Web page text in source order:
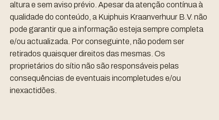
altura e sem aviso prévio. Apesar da atenção contínua à
qualidade do conteúdo, a Kuiphuis Kraanverhuur B.V. não
pode garantir que a informação esteja sempre completa
e/ou actualizada. Por conseguinte, não podem ser
retirados quaisquer direitos das mesmas. Os
proprietários do sítio não são responsáveis pelas
consequências de eventuais incompletudes e/ou
inexactidões.